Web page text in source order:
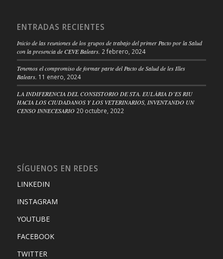
ENTRADAS RECIENTES
Inicio de las reuniones de los grupos de trabajo del primer Pacto por la Salud
con la presencia de CEVE Balears. 2 febrero, 2024
Tenemos el compromiso de formar parte del Pacto de Salud de les Illes
Balears. 11 enero, 2024
LA INDIFERENCIA DEL CONSISTORIO DE STA. EULÀRIA D’ES RIU
HACIA LOS CIUDADANOS Y LOS VETERINARIOS, INVENTANDO UN
CENSO INNECESARIO 20 octubre, 2022
SÍGUENOS EN REDES
LINKEDIN
INSTAGRAM
YOUTUBE
FACEBOOK
TWITTER